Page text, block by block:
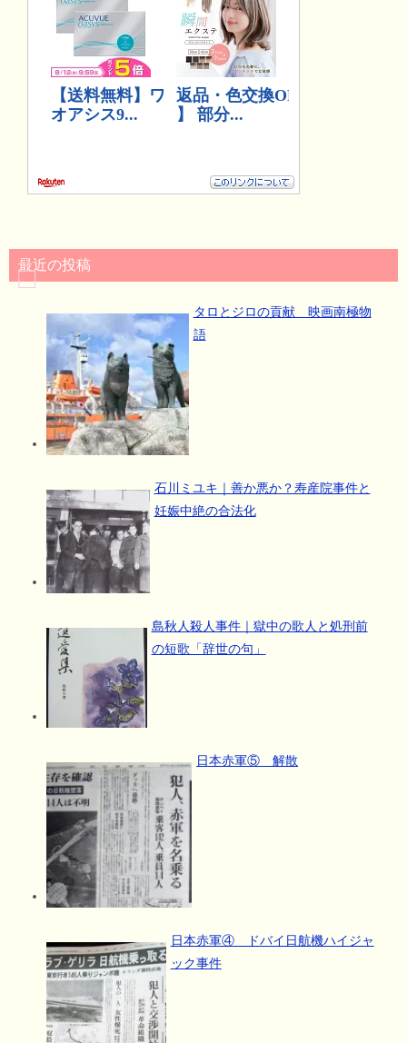
最近の投稿
タロとジロの貢献 映画南極物
語
石川ミユキ｜善か悪か？寿産院事件と
妊娠中絶の合法化
島秋人殺人事件｜獄中の歌人と処刑前
の短歌「辞世の句」
日本赤軍⑤ 解散
日本赤軍④ ドバイ日航機ハイジャ
ック事件